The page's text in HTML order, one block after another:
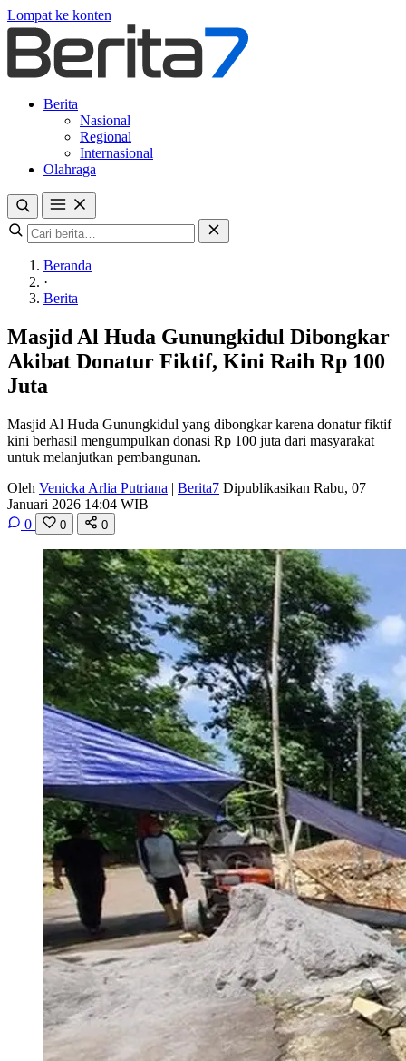
Lompat ke konten
Berita
Nasional
Regional
Internasional
Olahraga
Beranda
·
Berita
Masjid Al Huda Gunungkidul Dibongkar
Akibat Donatur Fiktif, Kini Raih Rp 100
Juta
Masjid Al Huda Gunungkidul yang dibongkar karena donatur fiktif
kini berhasil mengumpulkan donasi Rp 100 juta dari masyarakat
untuk melanjutkan pembangunan.
Oleh Venicka Arlia Putriana | Berita7 Dipublikasikan Rabu, 07
Januari 2026 14:04 WIB
0
0 0